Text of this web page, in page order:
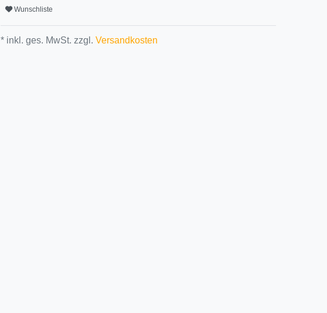
Wunschliste
* inkl. ges. MwSt. zzgl. Versandkosten